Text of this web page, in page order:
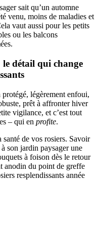
sait qu’un automne
venu, moins de maladies et
vaut aussi pour les petits
ou les balcons
détail qui change
légèrement enfoui,
prêt à affronter hiver
vigilance, et c’est tout
– qui en profite.
de vos rosiers. Savoir
son jardin paysager une
à foison dès le retour
anodin du point de greffe
resplendissants année